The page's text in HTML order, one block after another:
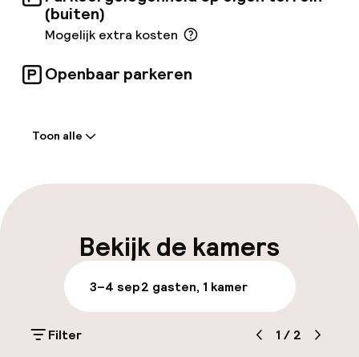
(buiten)
Mogelijk extra kosten
Openbaar parkeren
Meertalige medewerkers
Parkeren & mobiliteit
Parkeergelegenheid op eigen terrein
(buiten)
Toon alle
Bekijk de kamers
3–4 sep2 gasten, 1 kamer
Filter 1 / 2